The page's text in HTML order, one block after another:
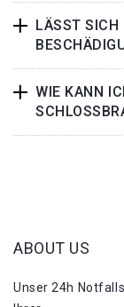
LÄSST SICH
WIE KANN
ABOUT US
Unser 24h